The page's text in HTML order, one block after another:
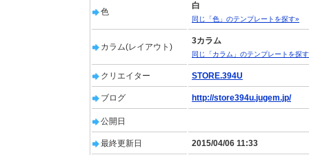
色
白
同じ「色」のテンプレートを探す»
カラム(レイアウト)
3カラム
同じ「カラム」のテンプレートを探
クリエイター STORE.394U
ブログ http://store394u.jugem.jp/
公開日
最終更新日 2015/04/06 11:33